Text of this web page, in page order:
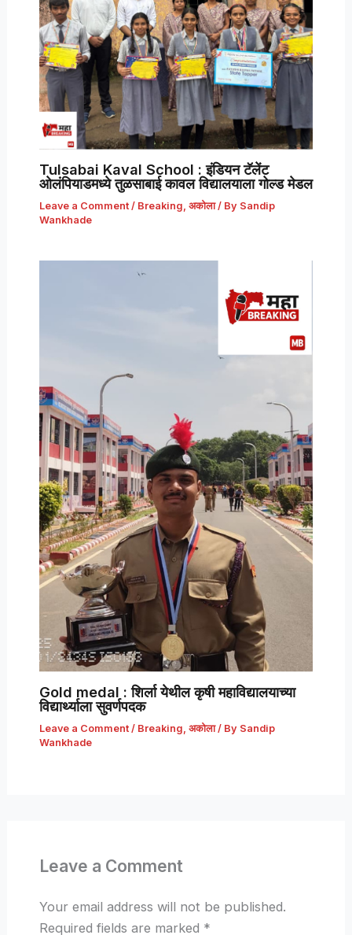
Tulsabai Kaval School : इंडियन टॅलेंट
ओलंपियाडमध्ये तुळसाबाई कावल विद्यालयाला गोल्ड मेडल
Leave a Comment / Breaking, अकोला/ By Sandip
Wankhade
Gold medal : शिर्ला येथील कृषी महाविद्यालयाच्या
विद्यार्थ्याला सुवर्णपदक
Leave a Comment / Breaking अकोला/ By Sandip
Wankhade
Leave a Comment
Your email address will not be published.
Required fields are marked *